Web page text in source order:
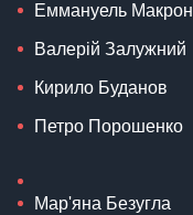
Еммануель Макрон
Валерій Залужний
Кирило Буданов
Петро Порошенко
Мар'яна Безугла